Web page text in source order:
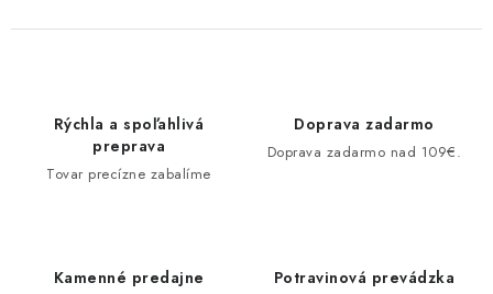
Rýchla a spoľahlivá
preprava
Tovar precízne zabalíme
Doprava zadarmo
Doprava zadarmo nad 109€.
Kamenné predajne Potravinová prevádzka